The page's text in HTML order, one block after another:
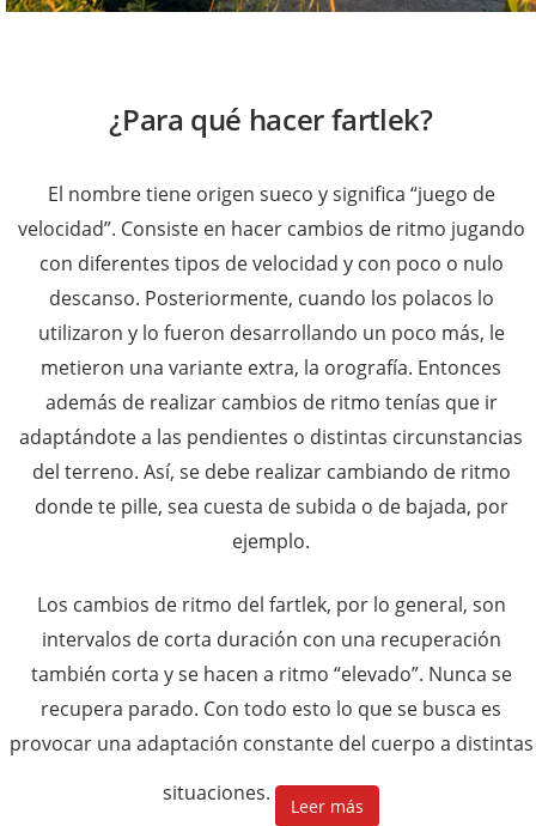
¿Para qué hacer fartlek?
El nombre tiene origen sueco y significa “juego de
velocidad”. Consiste en hacer cambios de ritmo jugando
con diferentes tipos de velocidad y con poco o nulo
descanso. Posteriormente, cuando los polacos lo
utilizaron y lo fueron desarrollando un poco más, le
metieron una variante extra, la orografía. Entonces
además de realizar cambios de ritmo tenías que ir
adaptándote a las pendientes o distintas circunstancias
del terreno. Así, se debe realizar cambiando de ritmo
donde te pille, sea cuesta de subida o de bajada, por
ejemplo.
Los cambios de ritmo del fartlek, por lo general, son
intervalos de corta duración con una recuperación
también corta y se hacen a ritmo “elevado”. Nunca se
recupera parado. Con todo esto lo que se busca es
provocar una adaptación constante del cuerpo a distintas
situaciones.
Leer más